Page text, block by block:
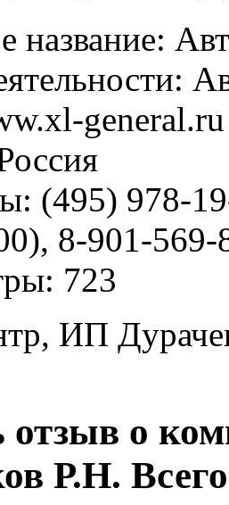
название:
general.ru
(495) 978-
8-901-
723
ИП
отзыв о
Р.Н.